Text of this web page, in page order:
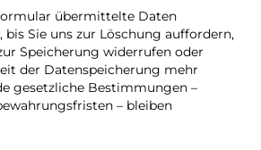
übermittelte Daten
bis Sie uns zur Löschung auffordern,
Speicherung widerrufen oder
der Datenspeicherung mehr
gesetzliche Bestimmungen –
– bleiben